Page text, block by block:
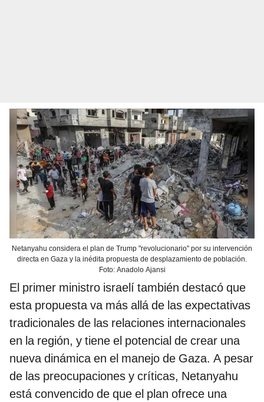
Netanyahu considera el plan de Trump "revolucionario" por su intervención
directa en Gaza y la inédita propuesta de desplazamiento de población.
Foto: Anadolo Ajansi
El primer ministro israelí también destacó que
esta propuesta va más allá de las expectativas
tradicionales de las relaciones internacionales
en la región, y tiene el potencial de crear una
nueva dinámica en el manejo de Gaza. A pesar
de las preocupaciones y críticas, Netanyahu
está convencido de que el plan ofrece una